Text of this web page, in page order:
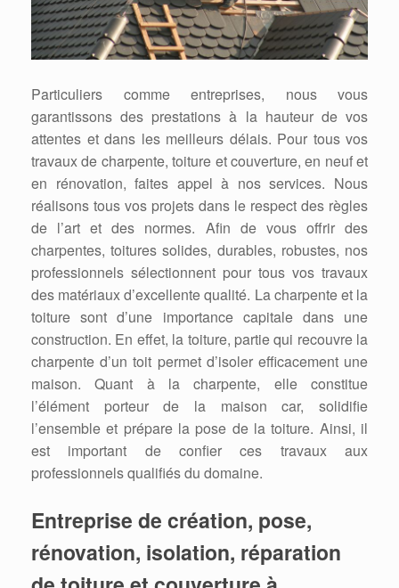
Particuliers comme entreprises, nous vous
garantissons des prestations à la hauteur de vos
attentes et dans les meilleurs délais. Pour tous vos
travaux de charpente, toiture et couverture, en neuf et
en rénovation, faites appel à nos services. Nous
réalisons tous vos projets dans le respect des règles
de l’art et des normes. Afin de vous offrir des
charpentes, toitures solides, durables, robustes, nos
professionnels sélectionnent pour tous vos travaux
des matériaux d’excellente qualité. La charpente et la
toiture sont d’une importance capitale dans une
construction. En effet, la toiture, partie qui recouvre la
charpente d’un toit permet d’isoler efficacement une
maison. Quant à la charpente, elle constitue
l’élément porteur de la maison car, solidifie
l’ensemble et prépare la pose de la toiture. Ainsi, il
est important de confier ces travaux aux
professionnels qualifiés du domaine.
Entreprise de création, pose,
rénovation, isolation, réparation